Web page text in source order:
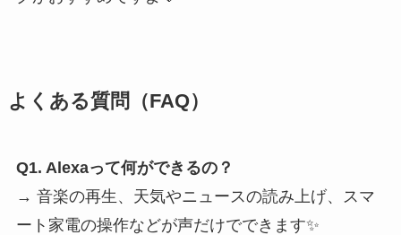
よくある質問（FAQ）
Q1. Alexaって何ができるの？
→ 音楽の再生、天気やニュースの読み上げ、スマ
ート家電の操作などが声だけでできます✨